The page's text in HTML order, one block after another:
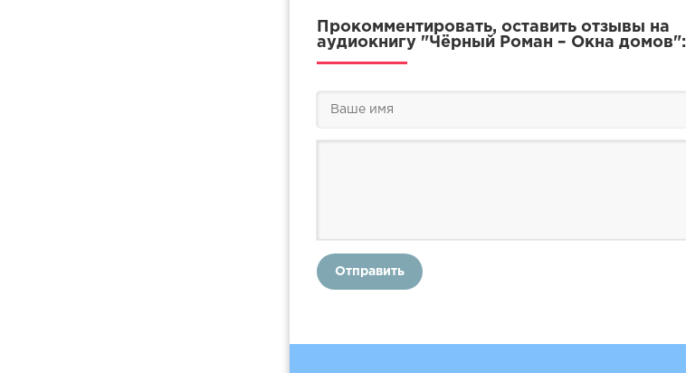
Прокомментировать, оставить отзывы на
аудиокнигу "Чёрный Роман – Окна домов":
Отправить